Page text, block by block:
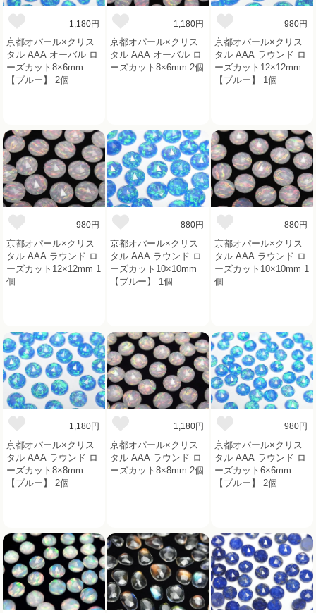
1,180円
京都オパール×クリス
タル AAA オーバル ロ
ーズカット8×6mm
【ブルー】 2個
1,180円
京都オパール×クリス
タル AAA オーバル ロ
ーズカット8×6mm 2個
980円
京都オパール×クリス
タル AAA ラウンド ロ
ーズカット12×12mm
【ブルー】 1個
980円
京都オパール×クリス
タル AAA ラウンド ロ
ーズカット12×12mm 1
個
880円
京都オパール×クリス
タル AAA ラウンド ロ
ーズカット10×10mm
【ブルー】 1個
880円
京都オパール×クリス
タル AAA ラウンド ロ
ーズカット10×10mm 1
個
1,180円
京都オパール×クリス
タル AAA ラウンド ロ
ーズカット8×8mm
【ブルー】 2個
1,180円
京都オパール×クリス
タル AAA ラウンド ロ
ーズカット8×8mm 2個
980円
京都オパール×クリス
タル AAA ラウンド ロ
ーズカット6×6mm
【ブルー】 2個